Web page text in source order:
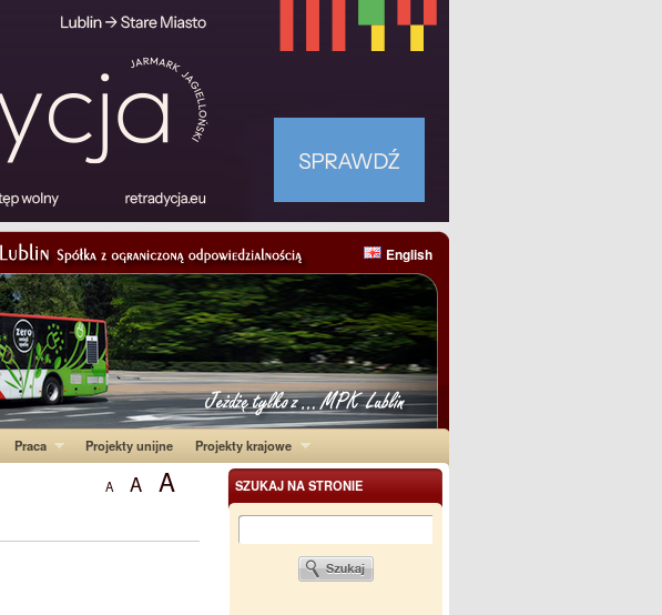
English
Praca Projekty unijne Projekty krajowe
SZUKAJ NA STRONIE
A A A